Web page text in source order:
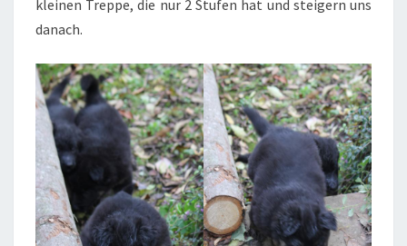
kleinen Treppe, die nur 2 Stufen hat und steigern uns
danach.